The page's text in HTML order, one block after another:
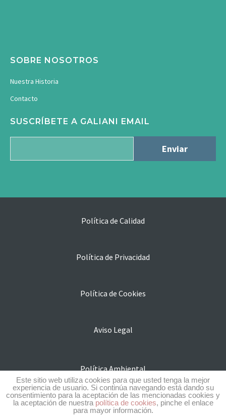
SOBRE NOSOTROS
Nuestra Historia
Contacto
SUSCRÍBETE A GALIANI EMAIL
Política de Calidad
Política de Privacidad
Política de Cookies
Aviso Legal
Política Ambiental
Subvenciones y ayudas
Este sitio web utiliza cookies para que usted tenga la mejor
experiencia de usuario. Si continúa navegando está dando su
consentimiento para la aceptación de las mencionadas cookies y
la aceptación de nuestra política de cookies, pinche el enlace
para mayor información.